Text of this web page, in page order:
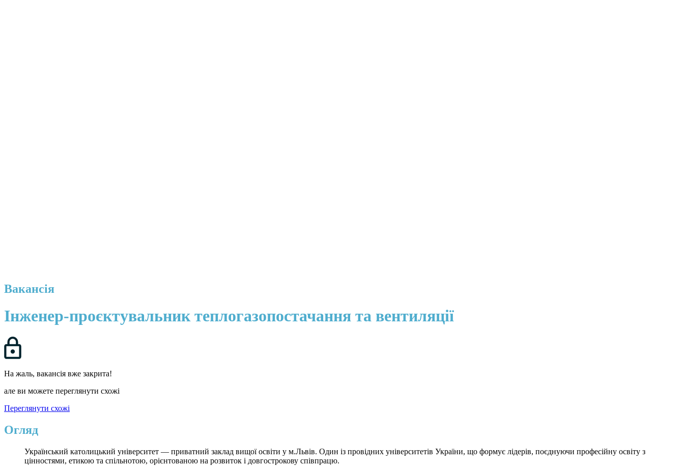
Вакансія
Інженер-проєктувальник теплогазопостачання та вентиляції
На жаль, вакансія вже закрита!
але ви можете переглянути схожі
Переглянути схожі
Огляд
Український католицький університет — приватний заклад вищої освіти у м.Львів. Один із провідних університетів України, що формує лідерів, поєднуючи професійну освіту з
цінностями, етикою та спільнотою, орієнтованою на розвиток і довгострокову співпрацю.